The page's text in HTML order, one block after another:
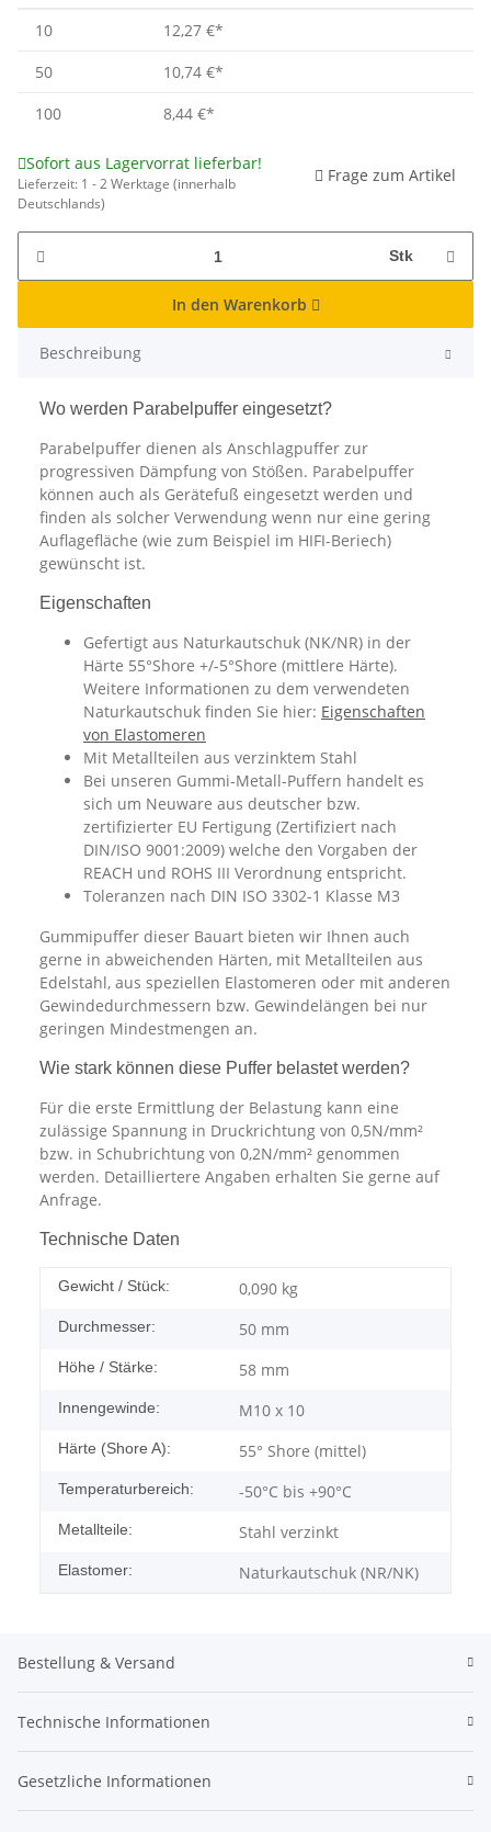
10 12,27 €*
50
10,74 €*
100
8,44 €*
Sofort aus Lagervorrat lieferbar!
Lieferzeit: 1 - 2 Werktage (innerhalb
Deutschlands)
Frage zum Artikel
Stk
In den Warenkorb
Beschreibung
Wo werden Parabelpuffer eingesetzt?
Parabelpuffer dienen als Anschlagpuffer zur
progressiven Dämpfung von Stößen. Parabelpuffer
können auch als Gerätefuß eingesetzt werden und
finden als solcher Verwendung wenn nur eine gering
Auflagefläche (wie zum Beispiel im HIFI-Beriech)
gewünscht ist.
Eigenschaften
Gefertigt aus Naturkautschuk (NK/NR) in der
Härte 55°Shore +/-5°Shore (mittlere Härte).
Weitere Informationen zu dem verwendeten
Naturkautschuk finden Sie hier: Eigenschaften
von Elastomeren
Mit Metallteilen aus verzinktem Stahl
Bei unseren Gummi-Metall-Puffern handelt es
sich um Neuware aus deutscher bzw.
zertifizierter EU Fertigung (Zertifiziert nach
DIN/ISO 9001:2009) welche den Vorgaben der
REACH und ROHS III Verordnung entspricht.
Toleranzen nach DIN ISO 3302-1 Klasse M3
Gummipuffer dieser Bauart bieten wir Ihnen auch
gerne in abweichenden Härten, mit Metallteilen aus
Edelstahl, aus speziellen Elastomeren oder mit anderen
Gewindedurchmessern bzw. Gewindelängen bei nur
geringen Mindestmengen an.
Wie stark können diese Puffer belastet werden?
Für die erste Ermittlung der Belastung kann eine
zulässige Spannung in Druckrichtung von 0,5N/mm²
bzw. in Schubrichtung von 0,2N/mm² genommen
werden. Detailliertere Angaben erhalten Sie gerne auf
Anfrage.
Technische Daten
Gewicht / Stück: 0,090 kg
Durchmesser: 50 mm
Höhe / Stärke: 58 mm
Innengewinde: M10 x 10
Härte (Shore A): 55° Shore (mittel)
Temperaturbereich: -50°C bis +90°C
Metallteile: Stahl verzinkt
Elastomer: Naturkautschuk (NR/NK)
Bestellung & Versand
Technische Informationen
Gesetzliche Informationen